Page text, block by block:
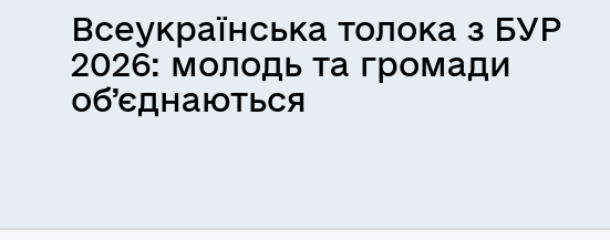
Всеукраїнська толока з БУР
2026: молодь та громади
об’єднаються